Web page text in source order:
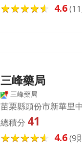
4.6(11
三峰藥局
三峰藥局
苗栗縣頭份市新華里
總積分 41
4.6(9